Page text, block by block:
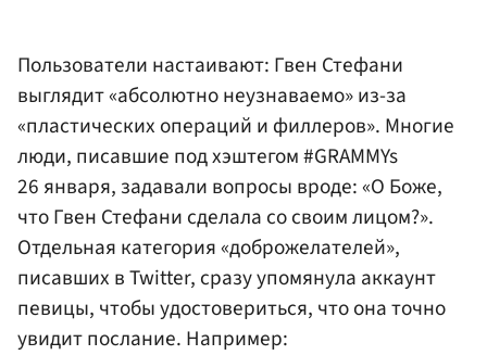
Пользователи настаивают: Гвен Стефани
выглядит «абсолютно неузнаваемо» из-за
«пластических операций и филлеров». Многие
люди, писавшие под хэштегом #GRAMMYs
26 января, задавали вопросы вроде: «О Боже,
что Гвен Стефани сделала со своим лицом?».
Отдельная категория «доброжелателей»,
писавших в Twitter, сразу упомянула аккаунт
певицы, чтобы удостовериться, что она точно
увидит послание. Например: